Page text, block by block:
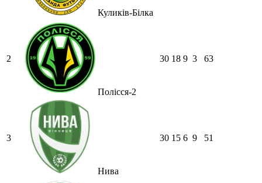
Куликів-Білка
2
Полісся-2
30 18 9 3 63
3
Нива
30 15 6 9 51